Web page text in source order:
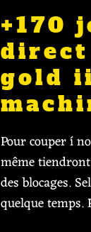
+170
direct
gold
Pour couper í
même
des blocages.
quelque temps.